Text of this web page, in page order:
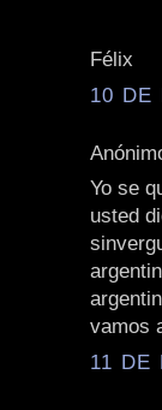
Félix
10 DE
Yo se
usted
vamos
11 DE